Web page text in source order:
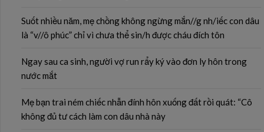
Suốt nhiều năm, mẹ chồng không ngừng mắn//g nh/iếc con dâu
là “v//ô phúc” chỉ vì chưa thể sin/h được cháu đích tôn
Ngay sau ca sinh, người vợ run rẩy ký vào đơn ly hôn trong
nước mắt
Mẹ bạn trai ném chiếc nhẫn đính hôn xuống đất rồi quát: “Cô
không đủ tư cách làm con dâu nhà này